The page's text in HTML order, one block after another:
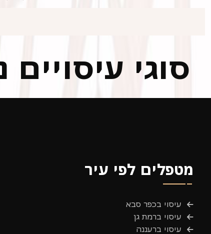
סוגי
מטפלים לפי עיר
עיסוי בכפר סבא
עיסוי ברמת גן
עיסוי ברעננה